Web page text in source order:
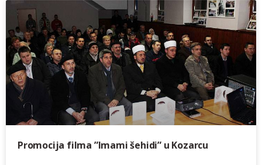
Promocija filma ”Imami šehidi” u Kozarcu